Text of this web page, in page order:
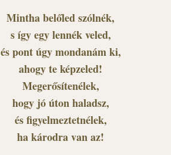
Mintha belőled szólnék,
s így egy lennék veled,
és pont úgy mondanám ki,
ahogy te képzeled!
Megerősítenélek,
hogy jó úton haladsz,
és figyelmeztetnélek,
ha károdra van az!